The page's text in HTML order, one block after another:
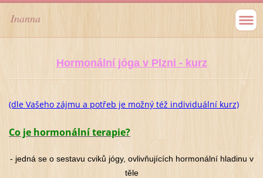
Inanna
Hormonální jóga v Plzni - kurz
(dle Vašeho zájmu a potřeb je možný též individuální kurz)
Co je hormonální terapie?
- jedná se o sestavu cviků jógy, ovlivňujících hormonální hladinu v
těle